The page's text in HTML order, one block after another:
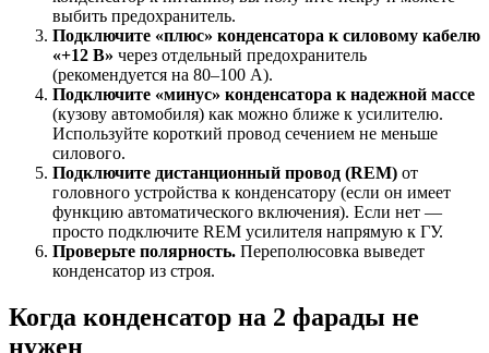
выбить предохранитель.
Подключите «плюс» конденсатора к силовому кабелю
«+12 В» через отдельный предохранитель
(рекомендуется на 80–100 А).
Подключите «минус» конденсатора к надежной массе
(кузову автомобиля) как можно ближе к усилителю.
Используйте короткий провод сечением не меньше
силового.
Подключите дистанционный провод (REM) от
головного устройства к конденсатору (если он имеет
функцию автоматического включения). Если нет —
просто подключите REM усилителя напрямую к ГУ.
Проверьте полярность. Переполюсовка выведет
конденсатор из строя.
Когда конденсатор на 2 фарады не
нужен